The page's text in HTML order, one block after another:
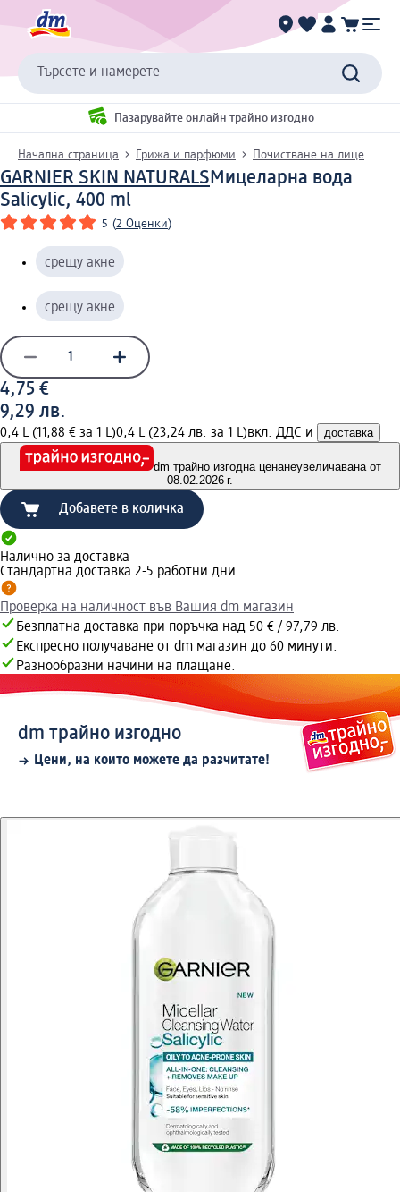
Търсете и намерете
Пазарувайте онлайн трайно изгодно
Начална страница Грижа и парфюми Почистване на лице
GARNIER SKIN NATURALSМицеларна вода
Salicylic, 400 ml
5 (2 Оценки)
срещу акне
срещу акне
4,75 €
9,29 лв.
0,4 L (11,88 € за 1 L)0,4 L (23,24 лв. за 1 L)вкл. ДДС и доставка
dm трайно изгодна ценанеувеличавана от
08.02.2026 г.
Добавете в количка
Налично за доставка
Стандартна доставка 2-5 работни дни
Проверка на наличност във Вашия dm магазин
Безплатна доставка при поръчка над 50 € / 97,79 лв.
Експресно получаване от dm магазин до 60 минути.
Разнообразни начини на плащане.
dm трайно изгодно
Цени, на които можете да разчитате!